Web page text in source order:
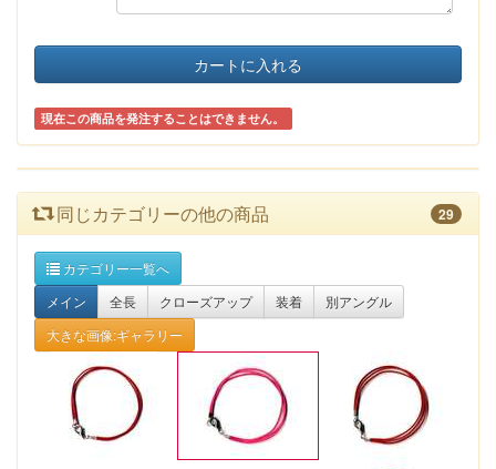
カートに入れる
現在この商品を発注することはできません。
同じカテゴリーの他の商品 29
カテゴリー一覧へ
メイン
全長 クローズアップ 装着
別アングル
大きな画像:ギャラリー